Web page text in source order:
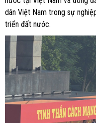
dân Việt Nam trong sự
triển đất nước.